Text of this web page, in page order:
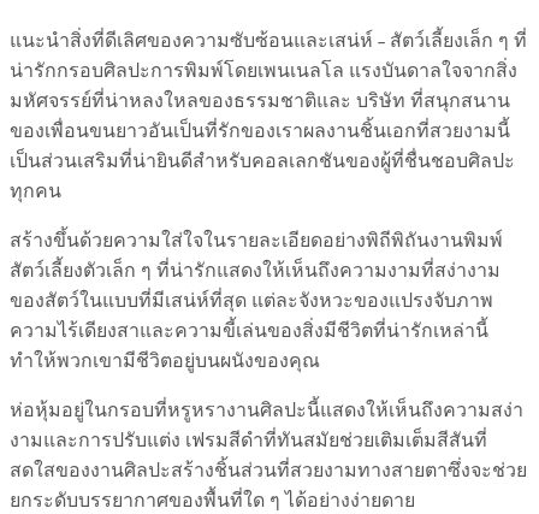
แนะนำสิ่งที่ดีเลิศของความซับซ้อนและเสน่ห์ – สัตว์เลี้ยงเล็ก ๆ ที่
น่ารักกรอบศิลปะการพิมพ์โดยเพนเนลโล แรงบันดาลใจจากสิ่ง
มหัศจรรย์ที่น่าหลงใหลของธรรมชาติและ บริษัท ที่สนุกสนาน
ของเพื่อนขนยาวอันเป็นที่รักของเราผลงานชิ้นเอกที่สวยงามนี้
เป็นส่วนเสริมที่น่ายินดีสำหรับคอลเลกชันของผู้ที่ชื่นชอบศิลปะ
ทุกคน
สร้างขึ้นด้วยความใส่ใจในรายละเอียดอย่างพิถีพิถันงานพิมพ์
สัตว์เลี้ยงตัวเล็ก ๆ ที่น่ารักแสดงให้เห็นถึงความงามที่สง่างาม
ของสัตว์ในแบบที่มีเสน่ห์ที่สุด แต่ละจังหวะของแปรงจับภาพ
ความไร้เดียงสาและความขี้เล่นของสิ่งมีชีวิตที่น่ารักเหล่านี้
ทำให้พวกเขามีชีวิตอยู่บนผนังของคุณ
ห่อหุ้มอยู่ในกรอบที่หรูหรางานศิลปะนี้แสดงให้เห็นถึงความสง่า
งามและการปรับแต่ง เฟรมสีดำที่ทันสมัยช่วยเติมเต็มสีสันที่
สดใสของงานศิลปะสร้างชิ้นส่วนที่สวยงามทางสายตาซึ่งจะช่วย
ยกระดับบรรยากาศของพื้นที่ใด ๆ ได้อย่างง่ายดาย